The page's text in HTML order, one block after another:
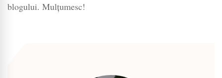
blogului. Mulțumesc!